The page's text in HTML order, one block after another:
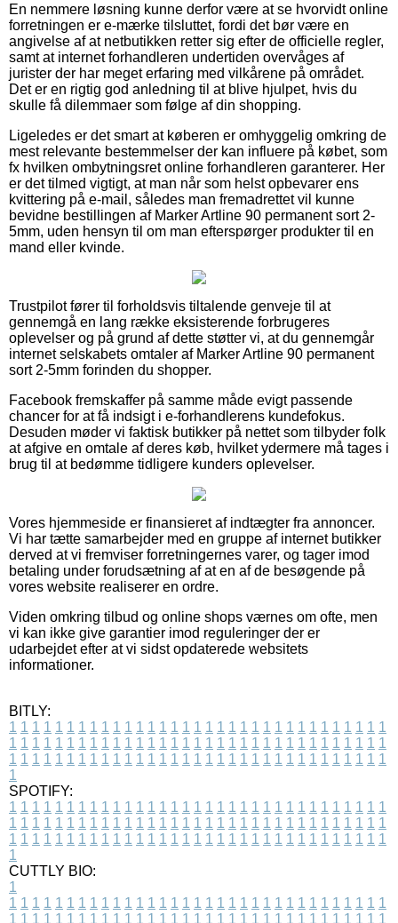
En nemmere løsning kunne derfor være at se hvorvidt online
forretningen er e-mærke tilsluttet, fordi det bør være en
angivelse af at netbutikken retter sig efter de officielle regler,
samt at internet forhandleren undertiden overvåges af
jurister der har meget erfaring med vilkårene på området.
Det er en rigtig god anledning til at blive hjulpet, hvis du
skulle få dilemmaer som følge af din shopping.
Ligeledes er det smart at køberen er omhyggelig omkring de
mest relevante bestemmelser der kan influere på købet, som
fx hvilken ombytningsret online forhandleren garanterer. Her
er det tilmed vigtigt, at man når som helst opbevarer ens
kvittering på e-mail, således man fremadrettet vil kunne
bevidne bestillingen af Marker Artline 90 permanent sort 2-
5mm, uden hensyn til om man efterspørger produkter til en
mand eller kvinde.
Trustpilot fører til forholdsvis tiltalende genveje til at
gennemgå en lang række eksisterende forbrugeres
oplevelser og på grund af dette støtter vi, at du gennemgår
internet selskabets omtaler af Marker Artline 90 permanent
sort 2-5mm forinden du shopper.
Facebook fremskaffer på samme måde evigt passende
chancer for at få indsigt i e-forhandlerens kundefokus.
Desuden møder vi faktisk butikker på nettet som tilbyder folk
at afgive en omtale af deres køb, hvilket ydermere må tages i
brug til at bedømme tidligere kunders oplevelser.
Vores hjemmeside er finansieret af indtægter fra annoncer.
Vi har tætte samarbejder med en gruppe af internet butikker
derved at vi fremviser forretningernes varer, og tager imod
betaling under forudsætning af at en af de besøgende på
vores website realiserer en ordre.
Viden omkring tilbud og online shops værnes om ofte, men
vi kan ikke give garantier imod reguleringer der er
udarbejdet efter at vi sidst opdaterede websitets
informationer.
BITLY:
1 1 1 1 1 1 1 1 1 1 1 1 1 1 1 1 1 1 1 1 1 1 1 1 1 1 1 1 1 1 1 1 1
1 1 1 1 1 1 1 1 1 1 1 1 1 1 1 1 1 1 1 1 1 1 1 1 1 1 1 1 1 1 1 1 1
1 1 1 1 1 1 1 1 1 1 1 1 1 1 1 1 1 1 1 1 1 1 1 1 1 1 1 1 1 1 1 1 1
1
SPOTIFY:
1 1 1 1 1 1 1 1 1 1 1 1 1 1 1 1 1 1 1 1 1 1 1 1 1 1 1 1 1 1 1 1 1
1 1 1 1 1 1 1 1 1 1 1 1 1 1 1 1 1 1 1 1 1 1 1 1 1 1 1 1 1 1 1 1 1
1 1 1 1 1 1 1 1 1 1 1 1 1 1 1 1 1 1 1 1 1 1 1 1 1 1 1 1 1 1 1 1 1
1
CUTTLY BIO:
1
1 1 1 1 1 1 1 1 1 1 1 1 1 1 1 1 1 1 1 1 1 1 1 1 1 1 1 1 1 1 1 1 1
1 1 1 1 1 1 1 1 1 1 1 1 1 1 1 1 1 1 1 1 1 1 1 1 1 1 1 1 1 1 1 1 1